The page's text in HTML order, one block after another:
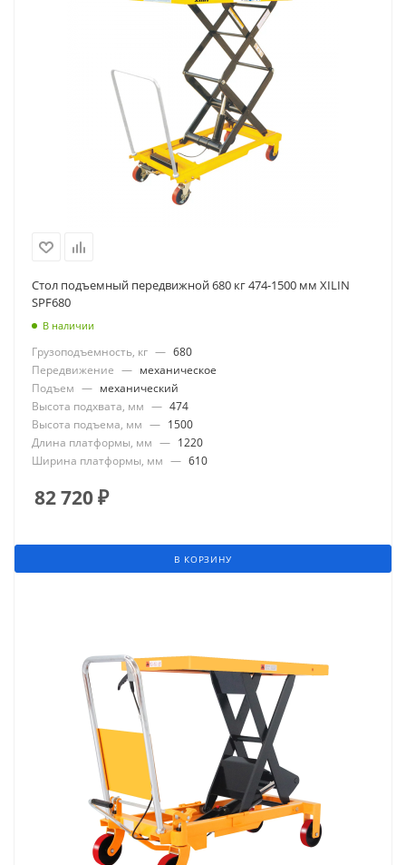
Стол подъемный передвижной 680 кг 474-1500 мм XILIN
SPF680
В наличии
Грузоподъемность, кг — 680
Передвижение — механическое
Подъем — механический
Высота подхвата, мм — 474
Высота подъема, мм — 1500
Длина платформы, мм — 1220
Ширина платформы, мм — 610
82 720₽
В КОРЗИНУ